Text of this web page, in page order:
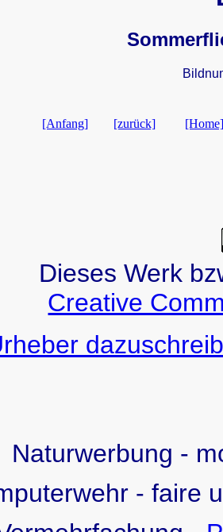
[Anfang] [zurück] [Home]
Dieses Werk
Creative
Naturwerbung -
- faire